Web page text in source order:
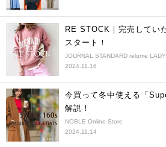
RE STOCK｜完売してい
スタート！
JOURNAL STANDARD relume
2024.11.16
今買って冬中使える「
解説！
NOBLE Online Store
2024.11.14